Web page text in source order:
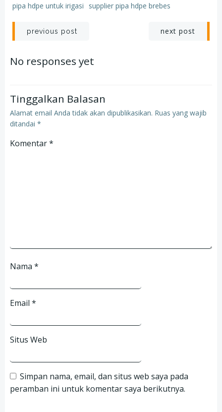
pipa hdpe untuk irigasi
supplier pipa hdpe brebes
Post
navigation
previous post next post
No responses yet
Tinggalkan Balasan
Alamat email Anda tidak akan dipublikasikan. Ruas yang wajib
ditandai *
Komentar*
Nama *
Email *
Situs Web
Simpan nama, email, dan situs web saya pada
peramban ini untuk komentar saya berikutnya.